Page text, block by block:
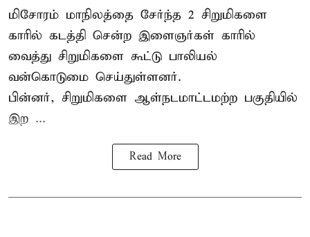
மிசோரம் மாநிலத்தை சேர்ந்த 2 சிறுமிகளை
காரில் கடத்தி சென்ற இளைஞர்கள் காரில்
வைத்து சிறுமிகளை கூட்டு பாலியல்
வன்கொடுமை செய்துள்ளனர்.
பின்னர், சிறுமிகளை ஆள்நடமாட்டமற்ற பகுதியில்
இற ...
Read More